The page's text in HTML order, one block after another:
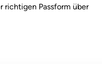
richtigen Passform über